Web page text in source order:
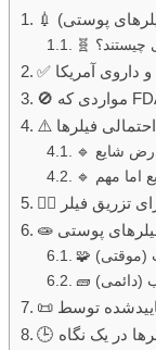
پوستی)
چیستند؟
فیلرها
تزریق فیلر
پوستی
(موقتی)
(دائمی)
در یک نگاه